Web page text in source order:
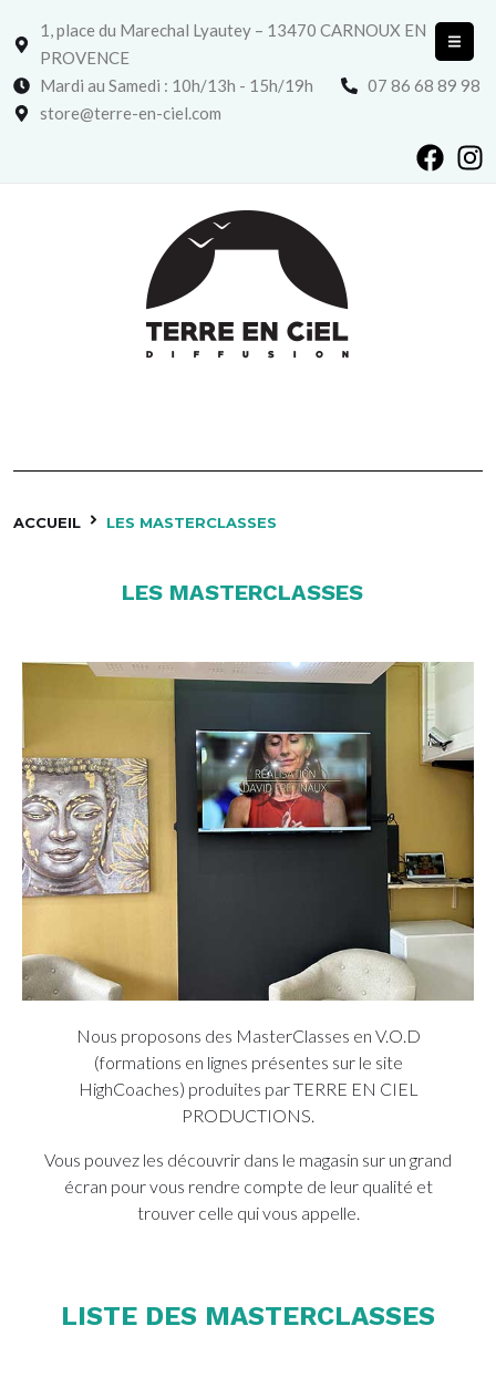
1, place du Marechal Lyautey – 13470 CARNOUX EN
PROVENCE
Mardi au Samedi : 10h/13h - 15h/19h
07 86 68 89 98
store@terre-en-ciel.com
ACCUEIL LES MASTERCLASSES
LES MASTERCLASSES
Nous proposons des MasterClasses en V.O.D
(formations en lignes présentes sur le site
HighCoaches) produites par TERRE EN CIEL
PRODUCTIONS.
Vous pouvez les découvrir dans le magasin sur un grand
écran pour vous rendre compte de leur qualité et
trouver celle qui vous appelle.
LISTE DES MASTERCLASSES